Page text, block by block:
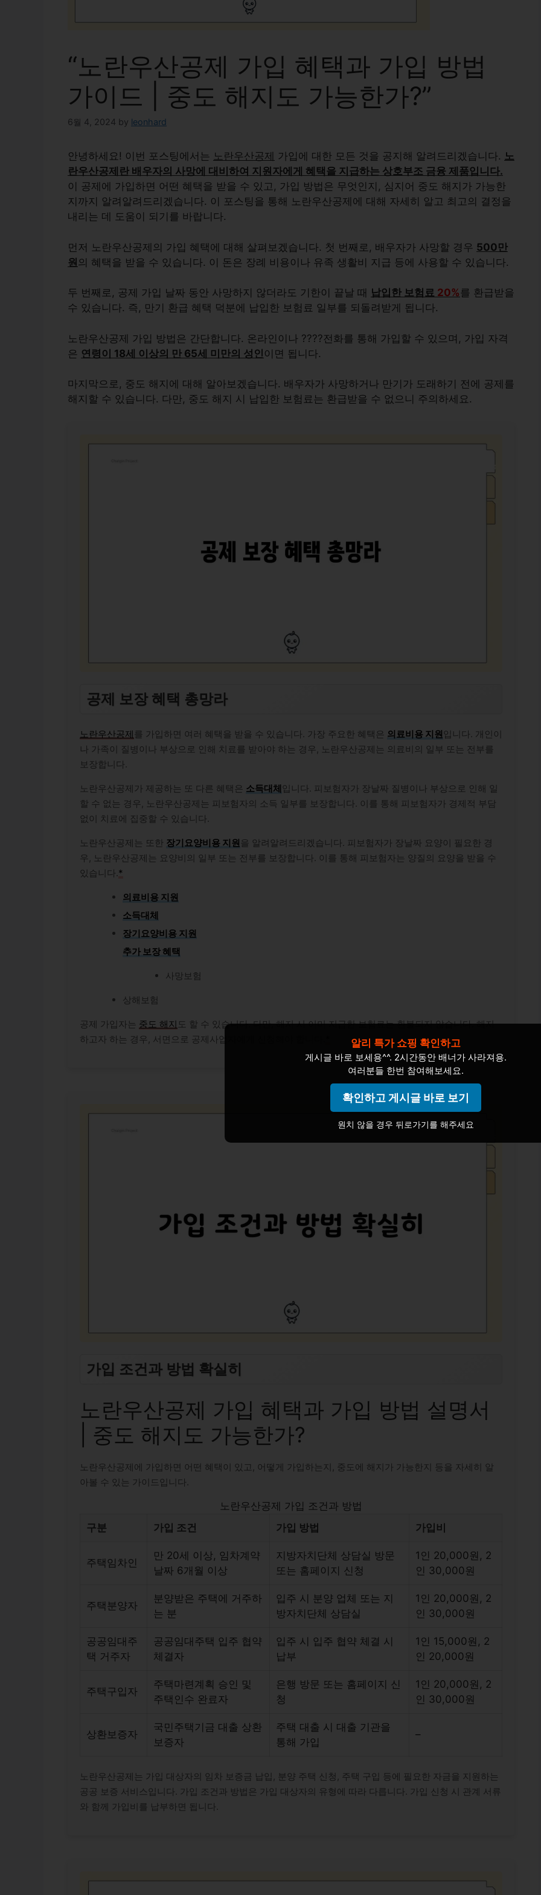
“노란우산공제 가입 혜택과 가입 방법
가이드 | 중도 해지도 가능한가?”
6월 4, 2024 by leonhard
안녕하세요! 이번 포스팅에서는 노란우산공제 가입에 대한 모든 것을 공지해 알려드리겠습니다. 노
란우산공제란 배우자의 사망에 대비하여 지원자에게 혜택을 지급하는 상호부조 금융 제품입니다.
이 공제에 가입하면 어떤 혜택을 받을 수 있고, 가입 방법은 무엇인지, 심지어 중도 해지가 가능한
지까지 알려알려드리겠습니다. 이 포스팅을 통해 노란우산공제에 대해 자세히 알고 최고의 결정을
내리는 데 도움이 되기를 바랍니다.
먼저 노란우산공제의 가입 혜택에 대해 살펴보겠습니다. 첫 번째로, 배우자가 사망할 경우 500만
원의 혜택을 받을 수 있습니다. 이 돈은 장례 비용이나 유족 생활비 지급 등에 사용할 수 있습니다.
두 번째로, 공제 가입 날짜 동안 사망하지 않더라도 기한이 끝날 때 납입한 보험료 20% 를 환급받을
수 있습니다. 즉, 만기 환급 혜택 덕분에 납입한 보험료 일부를 되돌려받게 됩니다.
노란우산공제 가입 방법은 간단합니다. 온라인이나 ????전화를 통해 가입할 수 있으며, 가입 자격
은 연령이 18세 이상의 만 65세 미만의 성인 이면 됩니다.
마지막으로, 중도 해지에 대해 알아보겠습니다. 배우자가 사망하거나 만기가 도래하기 전에 공제를
해지할 수 있습니다. 다만, 중도 해지 시 납입한 보험료는 환급받을 수 없으니 주의하세요.
공제 보장 혜택 총망라
노란우산공제를 가입하면 여러 혜택을 받을 수 있습니다. 가장 주요한 혜택은 의료비용 지원 입니다. 개인이
나 가족이 질병이나 부상으로 인해 치료를 받아야 하는 경우, 노란우산공제는 의료비의 일부 또는 전부를
보장합니다.
노란우산공제가 제공하는 또 다른 혜택은 소득대체 입니다. 피보험자가 장날짜 질병이나 부상으로 인해 일
할 수 없는 경우, 노란우산공제는 피보험자의 소득 일부를 보장합니다. 이를 통해 피보험자가 경제적 부담
없이 치료에 집중할 수 있습니다.
노란우산공제는 또한 장기요양비용 지원 을 알려알려드리겠습니다. 피보험자가 장날짜 요양이 필요한 경
우, 노란우산공제는 요양비의 일부 또는 전부를 보장합니다. 이를 통해 피보험자는 양질의 요양을 받을 수
있습니다.*
의료비용 지원
소득대체
장기요양비용 지원
추가 보장 혜택
사망보험
상해보험
공제 가입자는 중도 해지 도 할 수 있습니다. 다만, 해지 시 이미 지급한 보험료는 환불되지 않습니다. 해지
하고자 하는 경우, 서면으로 공제사업자에게 신청해야 합니다.
가입 조건과 방법 확실히
노란우산공제 가입 혜택과 가입 방법 설명서
| 중도 해지도 가능한가?
노란우산공제에 가입하면 어떤 혜택이 있고, 어떻게 가입하는지, 중도에 해지가 가능한지 등을 자세히 알
아볼 수 있는 가이드입니다.
노란우산공제 가입 조건과 방법
구분
가입 조건 가입 방법 가입비
주택임차인
만 20세 이상, 임차계약
날짜 6개월 이상
지방자치단체 상담실 방문
또는 홈페이지 신청
1인 20,000원, 2
인 30,000원
주택분양자
분양받은 주택에 거주하
는 분
입주 시 분양 업체 또는 지
방자치단체 상담실
1인 20,000원, 2
인 30,000원
공공임대주
택 거주자
공공임대주택 입주 협약
체결자
입주 시 입주 협약 체결 시
납부
1인 15,000원, 2
인 20,000원
주택구입자
주택마련계획 승인 및
주택인수 완료자
은행 방문 또는 홈페이지 신
청
1인 20,000원, 2
인 30,000원
상환보증자
국민주택기금 대출 상환
보증자
주택 대출 시 대출 기관을
통해 가입
–
노란우산공제는 가입 대상자의 임차 보증금 납입, 분양 주택 신청, 주택 구입 등에 필요한 자금을 지원하는
공공 보증 서비스입니다. 가입 조건과 방법은 가입 대상자의 유형에 따라 다릅니다. 가입 신청 시 관계 서류
와 함께 가입비를 납부하면 됩니다.
알리 특가 쇼핑 확인하고
게시글 바로 보세용^^. 2시간동안 배너가 사라져용.
여러분들 한번 참여해보세요.
확인하고 게시글 바로 보기
원치 않을 경우 뒤로가기를 해주세요